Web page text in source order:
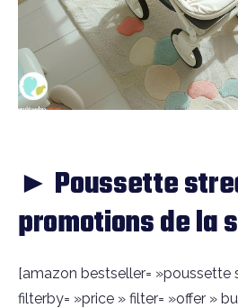
► Poussette
promotions de la
[amazon bestseller= »poussette
filterby= »price » filter= »offer »